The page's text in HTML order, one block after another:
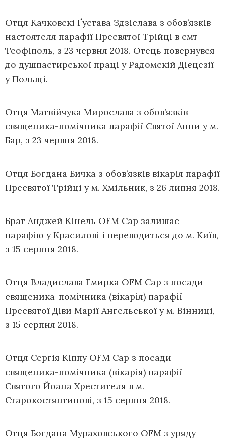
Отця Качковскі Ґустава Здзіслава з обов’язків
настоятеля парафії Пресвятої Трійці в смт
Теофіполь, з 23 червня 2018. Отець повернувся
до душпастирської праці у Радомскій Дієцезії
у Польщі.
Отця Матвійчука Мирослава з обов’язків
священика-помічника парафії Святої Анни у м.
Бар, з 23 червня 2018.
Отця Богдана Бичка з обов’язків вікарія парафії
Пресвятої Трійці у м. Хмільник, з 26 липня 2018.
Брат Анджей Кінель OFM Cap залишає
парафію у Красилові і переводиться до м. Київ,
з 15 серпня 2018.
Отця Владислава Гмирка OFM Cap з посади
священика-помічника (вікарія) парафії
Пресвятої Діви Марії Ангельської у м. Вінниці,
з 15 серпня 2018.
Отця Сергія Кіппу OFM Cap з посади
священика-помічника (вікарія) парафії
Святого Йоана Хрестителя в м.
Старокостянтинові, з 15 серпня 2018.
Отця Богдана Мураховського OFM з уряду